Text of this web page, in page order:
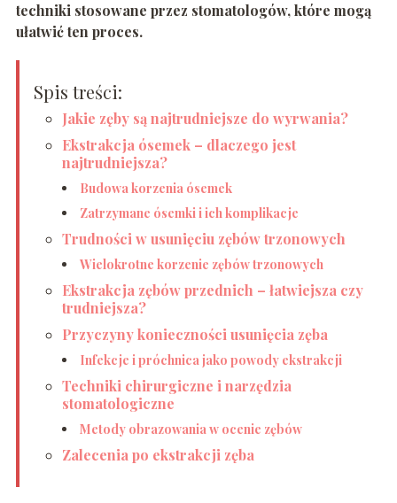
techniki stosowane przez stomatologów, które mogą
ułatwić ten proces.
Spis treści:
Jakie zęby są najtrudniejsze do wyrwania?
Ekstrakcja ósemek – dlaczego jest
najtrudniejsza?
Budowa korzenia ósemek
Zatrzymane ósemki i ich komplikacje
Trudności w usunięciu zębów trzonowych
Wielokrotne korzenie zębów trzonowych
Ekstrakcja zębów przednich – łatwiejsza czy
trudniejsza?
Przyczyny konieczności usunięcia zęba
Infekcje i próchnica jako powody ekstrakcji
Techniki chirurgiczne i narzędzia
stomatologiczne
Metody obrazowania w ocenie zębów
Zalecenia po ekstrakcji zęba